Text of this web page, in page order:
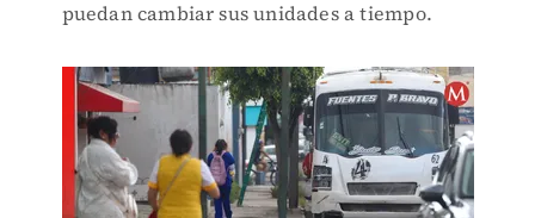
puedan cambiar sus unidades a tiempo.